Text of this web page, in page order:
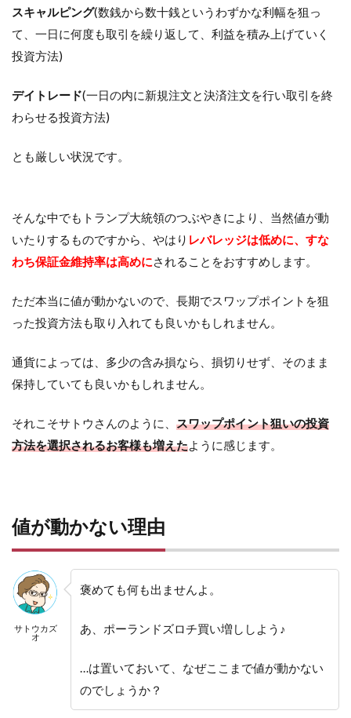
スキャルピング(数銭から数十銭というわずかな利幅を狙っ
て、一日に何度も取引を繰り返して、利益を積み上げていく
投資方法)
デイトレード(一日の内に新規注文と決済注文を行い取引を終
わらせる投資方法)
とも厳しい状況です。
そんな中でもトランプ大統領のつぶやきにより、当然値が動
いたりするものですから、やはり レバレッジは低めに、すな
わち保証金維持率は高めにされることをおすすめします。
ただ本当に値が動かないので、長期でスワップポイントを狙
った投資方法も取り入れても良いかもしれません。
通貨によっては、多少の含み損なら、損切りせず、そのまま
保持していても良いかもしれません。
それこそサトウさんのように、 スワップポイント狙いの投資
方法を選択されるお客様も増えたように感じます。
値が動かない理由
サトウカズ
オ
褒めても何も出ませんよ。
あ、ポーランドズロチ買い増ししよう♪
…は置いておいて、なぜここまで値が動かない
のでしょうか？